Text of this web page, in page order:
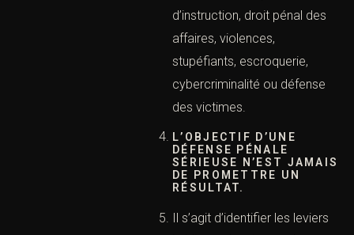
juridictions spécialisées et
services d’enquête. Un
cabinet d’avocats
pénalistes doit donc être
capable d’intervenir dans
des contextes très
différents : urgence de
garde à vue, audience
d’instruction, droit pénal des